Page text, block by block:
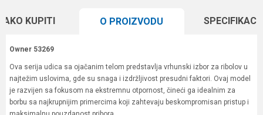
KUPITI O PROIZVODU
Owner 53269
Ova serija udica sa ojačanim telom predstavlja vrhunski izbor za ribolov u
najtežim uslovima, gde su snaga i izdržljivost presudni faktori. Ovaj model
je razvijen sa fokusom na ekstremnu otpornost, čineći ga idealnim za
borbu sa najkrupnijim primercima koji zahtevaju beskompromisan pristup i